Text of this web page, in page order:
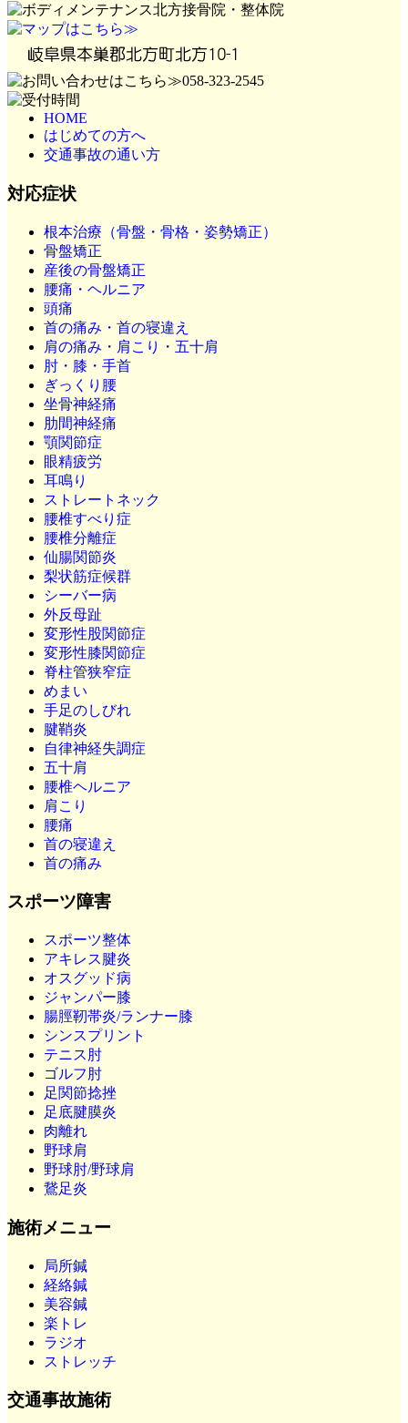
HOME
はじめての方へ
交通事故の通い方
対応症状
根本治療（骨盤・骨格・姿勢矯正）
骨盤矯正
産後の骨盤矯正
腰痛・ヘルニア
頭痛
首の痛み・首の寝違え
肩の痛み・肩こり・五十肩
肘・膝・手首
ぎっくり腰
坐骨神経痛
肋間神経痛
顎関節症
眼精疲労
耳鳴り
ストレートネック
腰椎すべり症
腰椎分離症
仙腸関節炎
梨状筋症候群
シーバー病
外反母趾
変形性股関節症
変形性膝関節症
脊柱管狭窄症
めまい
手足のしびれ
腱鞘炎
自律神経失調症
五十肩
腰椎ヘルニア
肩こり
腰痛
首の寝違え
首の痛み
スポーツ障害
スポーツ整体
アキレス腱炎
オスグッド病
ジャンパー膝
腸脛靭帯炎/ランナー膝
シンスプリント
テニス肘
ゴルフ肘
足関節捻挫
足底腱膜炎
肉離れ
野球肩
野球肘/野球肩
鵞足炎
施術メニュー
局所鍼
経絡鍼
美容鍼
楽トレ
ラジオ
ストレッチ
交通事故施術